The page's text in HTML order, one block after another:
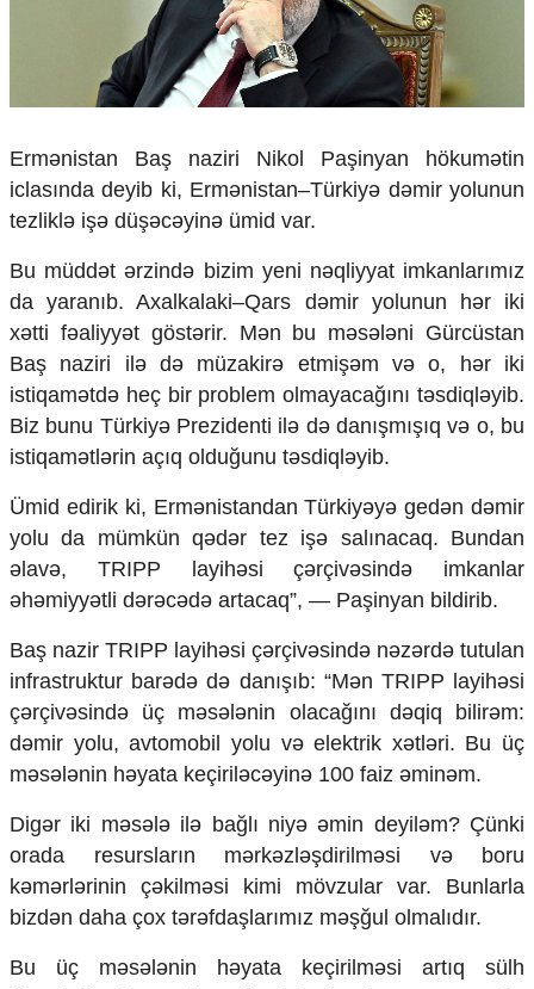
Geosiyasi
Sosioloji
Araşdırma
Multimedia
Foto
Video
İnfoqrafika
Podcast
Humanitar
Elm və təhsil
Mədəniyyət
Diaspor
Yüksəliş hekayəsi
Mədəniyyətimizin Zəfəri
Zəfər Diasporu
Səhiyyə
Turizm
İqtisadiyyat
İqtisadi xəbərlər
Energetika
Əmək və sosial siyasət
Kənd təsərrüfatı
Hərbi sənaye
Telekommunikasiya və nəqliyyat
COP29
Cəmiyyət
Ermənistan Baş naziri Nikol Paşinyan hökumətin
iclasında deyib ki, Ermənistan–Türkiyə dəmir yolunun
tezliklə işə düşəcəyinə ümid var.
Bu müddət ərzində bizim yeni nəqliyyat imkanlarımız
da yaranıb. Axalkalaki–Qars dəmir yolunun hər iki
xətti fəaliyyət göstərir. Mən bu məsələni Gürcüstan
Baş naziri ilə də müzakirə etmişəm və o, hər iki
istiqamətdə heç bir problem olmayacağını təsdiqləyib.
Biz bunu Türkiyə Prezidenti ilə də danışmışıq və o, bu
istiqamətlərin açıq olduğunu təsdiqləyib.
Ümid edirik ki, Ermənistandan Türkiyəyə gedən dəmir
yolu da mümkün qədər tez işə salınacaq. Bundan
əlavə, TRIPP layihəsi çərçivəsində imkanlar
əhəmiyyətli dərəcədə artacaq”, — Paşinyan bildirib.
Baş nazir TRIPP layihəsi çərçivəsində nəzərdə tutulan
infrastruktur barədə də danışıb: “Mən TRIPP layihəsi
çərçivəsində üç məsələnin olacağını dəqiq bilirəm:
dəmir yolu, avtomobil yolu və elektrik xətləri. Bu üç
məsələnin həyata keçiriləcəyinə 100 faiz əminəm.
Digər iki məsələ ilə bağlı niyə əmin deyiləm? Çünki
orada resursların mərkəzləşdirilməsi və boru
kəmərlərinin çəkilməsi kimi mövzular var. Bunlarla
bizdən daha çox tərəfdaşlarımız məşğul olmalıdır.
Bu üç məsələnin həyata keçirilməsi artıq sülh